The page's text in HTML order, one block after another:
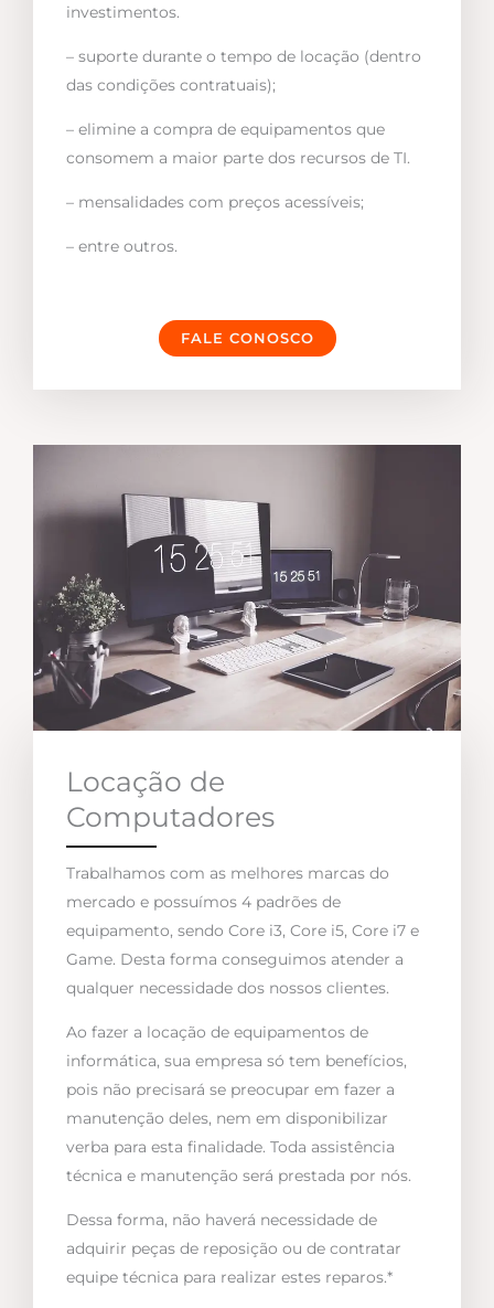
investimentos.
– suporte durante o tempo de locação (dentro
das condições contratuais);
– elimine a compra de equipamentos que
consomem a maior parte dos recursos de TI.
– mensalidades com preços acessíveis;
– entre outros.
FALE CONOSCO
Locação de
Computadores
Trabalhamos com as melhores marcas do
mercado e possuímos 4 padrões de
equipamento, sendo Core i3, Core i5, Core i7 e
Game. Desta forma conseguimos atender a
qualquer necessidade dos nossos clientes.
Ao fazer a locação de equipamentos de
informática, sua empresa só tem benefícios,
pois não precisará se preocupar em fazer a
manutenção deles, nem em disponibilizar
verba para esta finalidade. Toda assistência
técnica e manutenção será prestada por nós.
Dessa forma, não haverá necessidade de
adquirir peças de reposição ou de contratar
equipe técnica para realizar estes reparos.*